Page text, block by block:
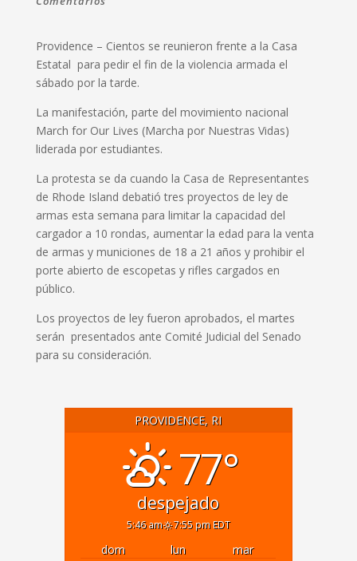
Providence – Cientos se reunieron frente a la Casa
Estatal para pedir el fin de la violencia armada el
sábado por la tarde.
La manifestación, parte del movimiento nacional
March for Our Lives (Marcha por Nuestras Vidas)
liderada por estudiantes.
La protesta se da cuando la Casa de Representantes
de Rhode Island debatió tres proyectos de ley de
armas esta semana para limitar la capacidad del
cargador a 10 rondas, aumentar la edad para la venta
de armas y municiones de 18 a 21 años y prohibir el
porte abierto de escopetas y rifles cargados en
público.
Los proyectos de ley fueron aprobados, el martes
serán presentados ante Comité Judicial del Senado
para su consideración.
PROVIDENCE, RI
77°
despejado
5:46 am 7:55 pm EDT
dom lun
mar